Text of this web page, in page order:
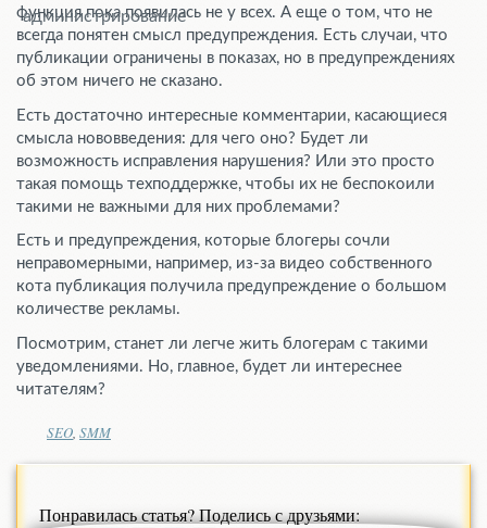
администрирование
функция пока появилась не у всех. А еще о том, что не
всегда понятен смысл предупреждения. Есть случаи, что
публикации ограничены в показах, но в предупреждениях
об этом ничего не сказано.
Есть достаточно интересные комментарии, касающиеся
смысла нововведения: для чего оно? Будет ли
возможность исправления нарушения? Или это просто
такая помощь техподдержке, чтобы их не беспокоили
такими не важными для них проблемами?
Есть и предупреждения, которые блогеры сочли
неправомерными, например, из-за видео собственного
кота публикация получила предупреждение о большом
количестве рекламы.
Посмотрим, станет ли легче жить блогерам с такими
уведомлениями. Но, главное, будет ли интереснее
читателям?
SEO, SMM
Понравилась статья? Поделись с друзьями: